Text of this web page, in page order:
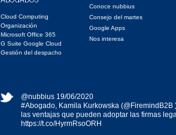
Cloud Computing
Organización
Microsoft Office 365
G Suite Google Cloud
Gestión del despacho
Conoce nubbius
Consejo del martes
Google Apps
Nos interesa
@nubbius 19/06/2020
#Abogado, Kamila Kurkowska (@FiremindB2B
las ventajas que pueden adoptar las firmas
https://t.co/HyrmRsoORH